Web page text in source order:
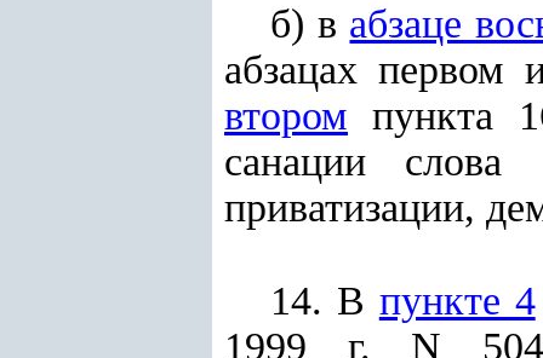
б) в абзаце
абзацах первом
втором пункта
санации слова
приватизации,
14. В пункте 4
1999 г. N